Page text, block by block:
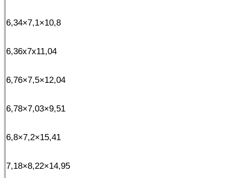
6,34×7,1×10,8
6,36x7x11,04
6,76×7,5×12,04
6,78×7,03×9,51
6,8×7,2×15,41
7,18×8,22×14,95